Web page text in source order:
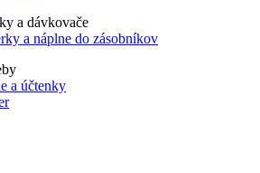
a dávkovače
a náplne do zásobníkov
a účtenky